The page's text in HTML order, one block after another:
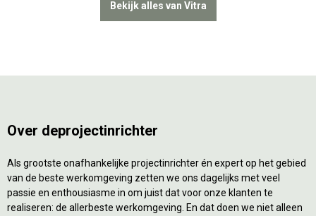
Bekijk alles van Vitra
Over deprojectinrichter
Als grootste onafhankelijke projectinrichter én expert op het gebied
van de beste werkomgeving zetten we ons dagelijks met veel
passie en enthousiasme in om juist dat voor onze klanten te
realiseren: de allerbeste werkomgeving. En dat doen we niet alleen